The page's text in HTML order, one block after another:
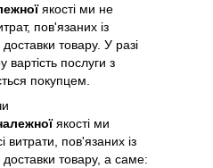
якості ми не
пов'язаних із
доставки товару. У разі
вартість послуги з
покупцем.
якості ми
витрати, пов'язаних із
доставки товару, а саме: